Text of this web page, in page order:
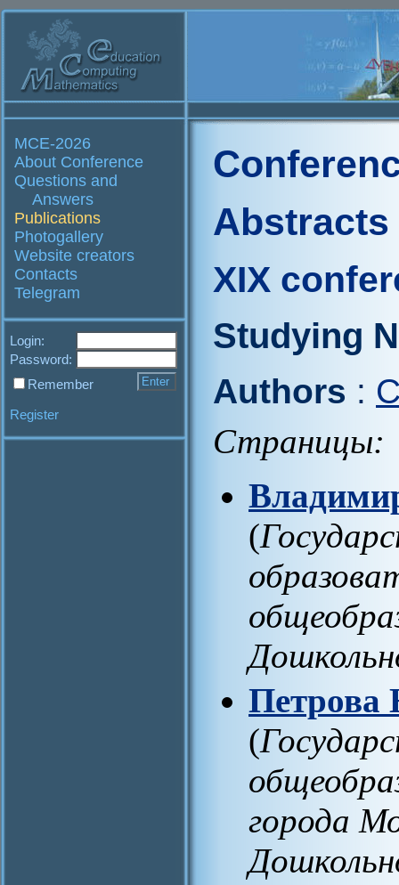
MCE-2026
About Conference
Questions and
Answers
Publications
Photogallery
Website creators
Contacts
Telegram
Login:
Password:
Remember
Register
Abstracts
XIX
Studying
Authors :
Страницы:
(
Петрова
(
города